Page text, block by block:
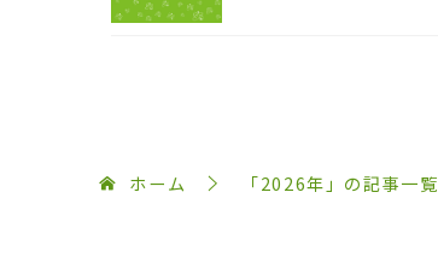
ホーム 「2026年」の記事一覧